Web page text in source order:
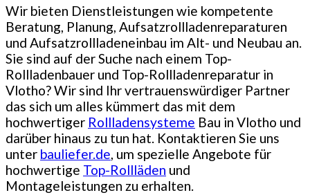
Wir bieten Dienstleistungen wie kompetente
Beratung, Planung, Aufsatzrollladenreparaturen
und Aufsatzrollladeneinbau im Alt- und Neubau an.
Sie sind auf der Suche nach einem Top-
Rollladenbauer und Top-Rollladenreparatur in
Vlotho? Wir sind Ihr vertrauenswürdiger Partner
das sich um alles kümmert das mit dem
hochwertiger Rollladensysteme Bau in Vlotho und
darüber hinaus zu tun hat. Kontaktieren Sie uns
unter bauliefer.de, um spezielle Angebote für
hochwertige Top-Rollläden und
Montageleistungen zu erhalten.